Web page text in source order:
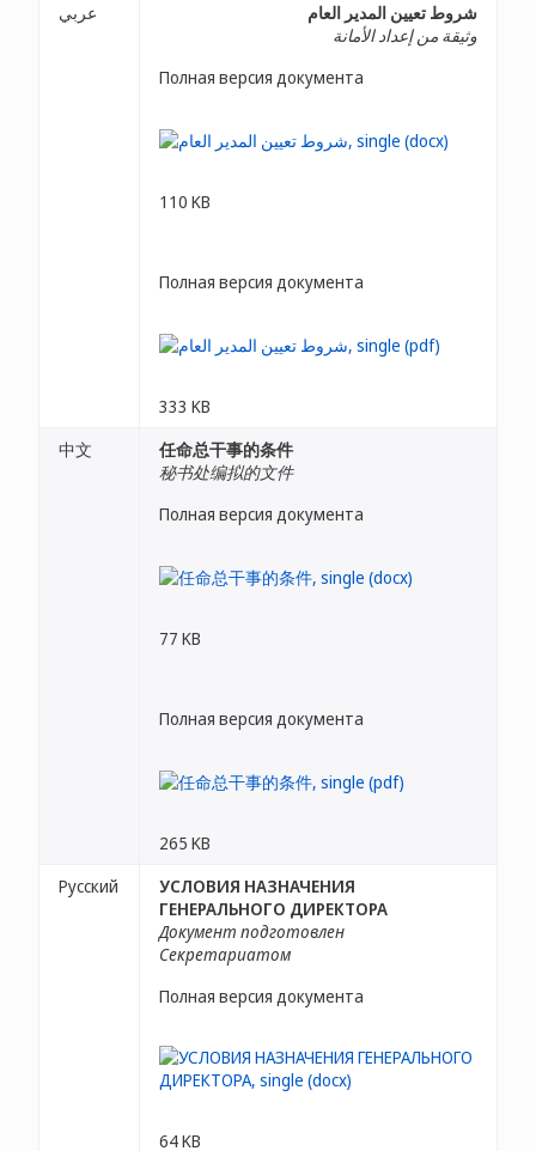
عربي
شروط تعيين المدير العام
وثيقة من إعداد الأمانة
Полная версия документа
110 KB
Полная версия документа
333 KB
中文
任命总干事的条件
秘书处编拟的文件
Полная версия документа
77 KB
Полная версия документа
265 KB
Русский
УСЛОВИЯ НАЗНАЧЕНИЯ
ГЕНЕРАЛЬНОГО ДИРЕКТОРА
Документ подготовлен
Секретариатом
Полная версия документа
64 KB